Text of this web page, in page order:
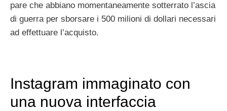
pare che abbiano momentaneamente sotterrato l’ascia
di guerra per sborsare i 500 milioni di dollari necessari
ad effettuare l’acquisto.
Instagram immaginato con
una nuova interfaccia